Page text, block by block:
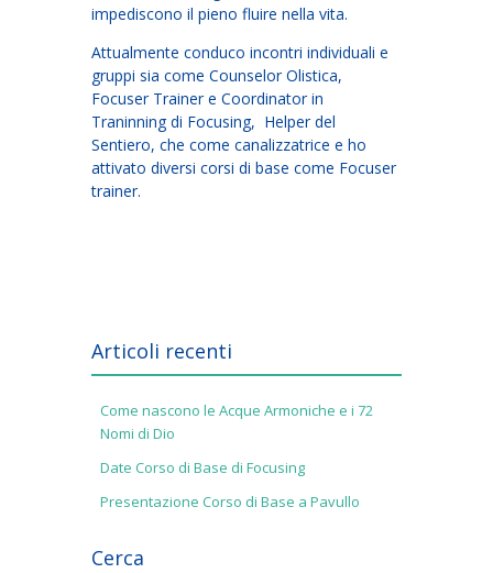
impediscono il pieno fluire nella vita.
Attualmente conduco incontri individuali e
gruppi sia come Counselor Olistica,
Focuser Trainer e Coordinator in
Traninning di Focusing, Helper del
Sentiero, che come canalizzatrice e ho
attivato diversi corsi di base come Focuser
trainer.
Articoli recenti
Come nascono le Acque Armoniche e i 72
Nomi di Dio
Date Corso di Base di Focusing
Presentazione Corso di Base a Pavullo
Cerca